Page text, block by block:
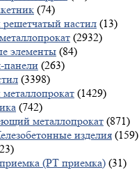
(74)
настил (13)
(2932)
элементы (84)
панели (263)
(3398)
(1429)
(742)
металлопрокат (871)
изделия (159)
(РТ приемка) (31)